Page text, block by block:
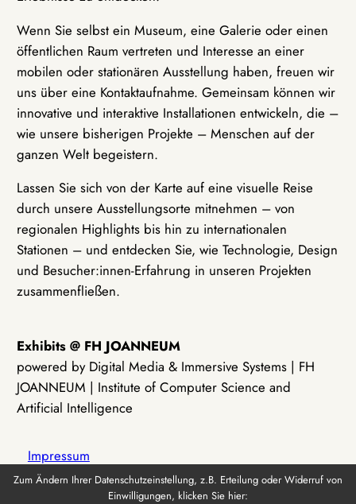
Wenn Sie selbst ein Museum, eine Galerie oder einen
öffentlichen Raum vertreten und Interesse an einer
mobilen oder stationären Ausstellung haben, freuen wir
uns über eine Kontaktaufnahme. Gemeinsam können wir
innovative und interaktive Installationen entwickeln, die –
wie unsere bisherigen Projekte – Menschen auf der
ganzen Welt begeistern.
Lassen Sie sich von der Karte auf eine visuelle Reise
durch unsere Ausstellungsorte mitnehmen – von
regionalen Highlights bis hin zu internationalen
Stationen – und entdecken Sie, wie Technologie, Design
und Besucher:innen-Erfahrung in unseren Projekten
zusammenfließen.
Exhibits @ FH JOANNEUM
powered by Digital Media & Immersive Systems | FH
JOANNEUM | Institute of Computer Science and
Artificial Intelligence
Impressum
Zum Ändern Ihrer Datenschutzeinstellung, z.B. Erteilung oder Widerruf von
Einwilligungen, klicken Sie hier: